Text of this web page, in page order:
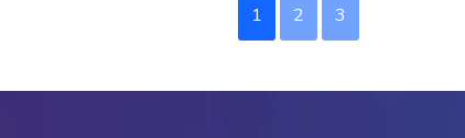
1 2 3